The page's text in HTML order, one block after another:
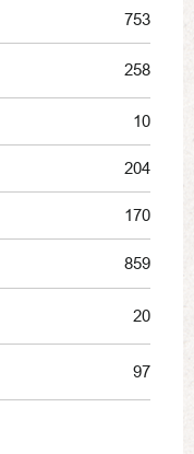
753
258
10
204
170
859
20
97